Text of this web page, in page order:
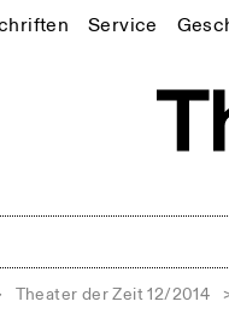
Service
Theater der Zeit 12/2014